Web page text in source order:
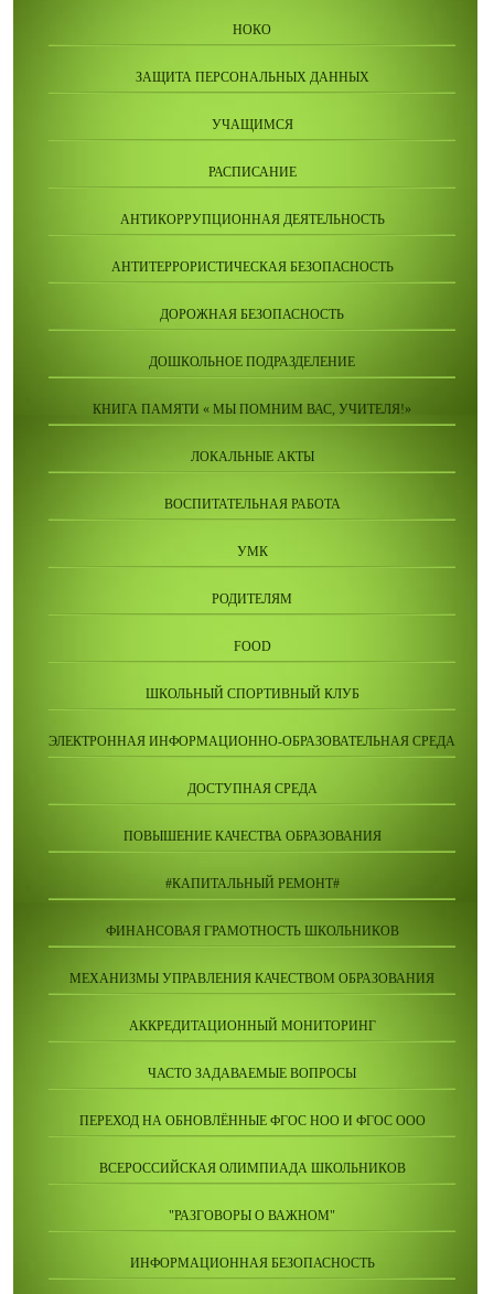
НОКО
ЗАЩИТА ПЕРСОНАЛЬНЫХ ДАННЫХ
УЧАЩИМСЯ
РАСПИСАНИЕ
АНТИКОРРУПЦИОННАЯ ДЕЯТЕЛЬНОСТЬ
АНТИТЕРРОРИСТИЧЕСКАЯ БЕЗОПАСНОСТЬ
ДОРОЖНАЯ БЕЗОПАСНОСТЬ
ДОШКОЛЬНОЕ ПОДРАЗДЕЛЕНИЕ
КНИГА ПАМЯТИ « МЫ ПОМНИМ ВАС, УЧИТЕЛЯ!»
ЛОКАЛЬНЫЕ АКТЫ
ВОСПИТАТЕЛЬНАЯ РАБОТА
УМК
РОДИТЕЛЯМ
FOOD
ШКОЛЬНЫЙ СПОРТИВНЫЙ КЛУБ
ЭЛЕКТРОННАЯ ИНФОРМАЦИОННО-ОБРАЗОВАТЕЛЬНАЯ СРЕДА
ДОСТУПНАЯ СРЕДА
ПОВЫШЕНИЕ КАЧЕСТВА ОБРАЗОВАНИЯ
#КАПИТАЛЬНЫЙ РЕМОНТ#
ФИНАНСОВАЯ ГРАМОТНОСТЬ ШКОЛЬНИКОВ
МЕХАНИЗМЫ УПРАВЛЕНИЯ КАЧЕСТВОМ ОБРАЗОВАНИЯ
АККРЕДИТАЦИОННЫЙ МОНИТОРИНГ
ЧАСТО ЗАДАВАЕМЫЕ ВОПРОСЫ
ПЕРЕХОД НА ОБНОВЛЁННЫЕ ФГОС НОО И ФГОС ООО
ВСЕРОССИЙСКАЯ ОЛИМПИАДА ШКОЛЬНИКОВ
"РАЗГОВОРЫ О ВАЖНОМ"
ИНФОРМАЦИОННАЯ БЕЗОПАСНОСТЬ